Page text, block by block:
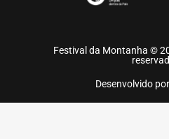
Festival da Montanha ©
Desenvolvido